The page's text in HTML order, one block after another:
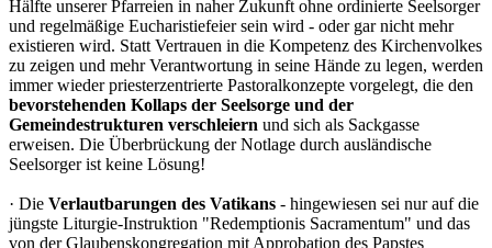
Hälfte unserer Pfarreien in naher Zukunft ohne ordinierte Seelsorger
und regelmäßige Eucharistiefeier sein wird - oder gar nicht mehr
existieren wird. Statt Vertrauen in die Kompetenz des Kirchenvolkes
zu zeigen und mehr Verantwortung in seine Hände zu legen, werden
immer wieder priesterzentrierte Pastoralkonzepte vorgelegt, die den
bevorstehenden Kollaps der Seelsorge und der
Gemeindestrukturen verschleiern und sich als Sackgasse
erweisen. Die Überbrückung der Notlage durch ausländische
Seelsorger ist keine Lösung!
· Die Verlautbarungen des Vatikans - hingewiesen sei nur auf die
jüngste Liturgie-Instruktion "Redemptionis Sacramentum" und das
von der Glaubenskongregation mit Approbation des Papstes